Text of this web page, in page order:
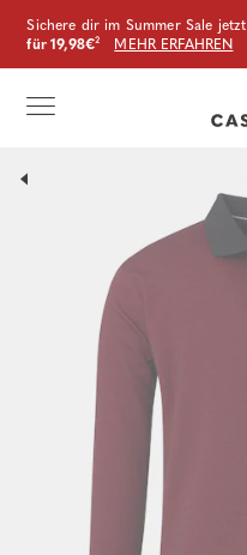
Sichere dir im Summer Sale jetzt
für 19,98€² MEHR ERFAHREN